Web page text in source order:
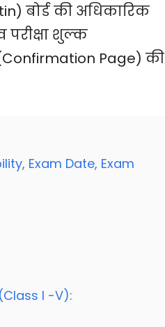
बोर्ड की अधिकारिक
शुल्क
Page) की
Exam Date, Exam
I -V):